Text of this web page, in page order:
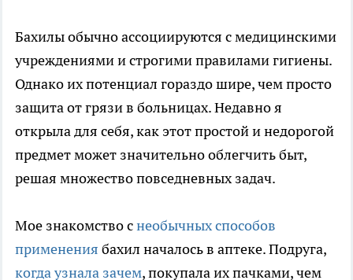
Бахилы обычно ассоциируются с медицинскими
учреждениями и строгими правилами гигиены.
Однако их потенциал гораздо шире, чем просто
защита от грязи в больницах. Недавно я
открыла для себя, как этот простой и недорогой
предмет может значительно облегчить быт,
решая множество повседневных задач.
Мое знакомство снеобычных способов
применения бахил началось в аптеке. Подруга,
когда узнала зачем, покупала их пачками, чем